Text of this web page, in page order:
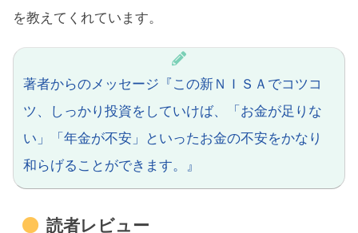
を教えてくれています。
著者からのメッセージ『この新ＮＩＳＡでコツコ
ツ、しっかり投資をしていけば、「お金が足りな
い」「年金が不安」といったお金の不安をかなり
和らげることができます。』
読者レビュー